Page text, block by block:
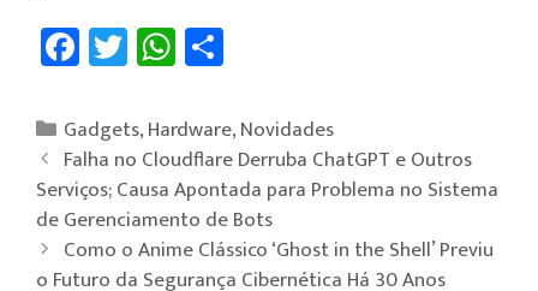
Fa
ce
b
o
ok
T
wi
tt
er
W
h
at
sA
p
p
e
Gadgets,Hardware,Novidades
Falha no Cloudflare Derruba ChatGPT e Outros
Serviços; Causa Apontada para Problema no Sistema
de Gerenciamento de Bots
Como o Anime Clássico ‘Ghost in the Shell’ Previu
o Futuro da Segurança Cibernética Há 30 Anos